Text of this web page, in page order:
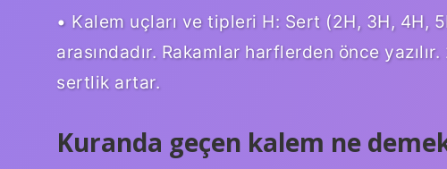
• Kalem uçları ve tipleri H: Sert (2H, 3H, 4H,
arasındadır. Rakamlar harflerden önce
sertlik artar.
Kuranda geçen kalem ne